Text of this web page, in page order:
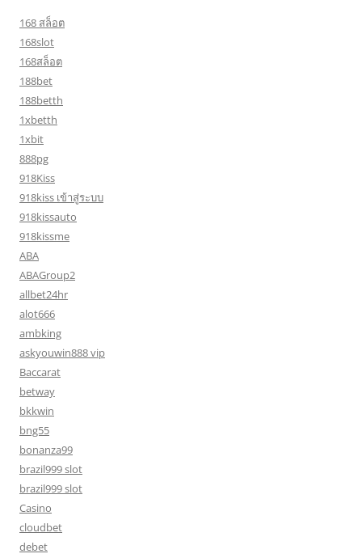
168 สล็อต
168slot
168สล็อต
188bet
188betth
1xbetth
1xbit
888pg
918Kiss
918kiss เข้าสู่ระบบ
918kissauto
918kissme
ABA
ABAGroup2
allbet24hr
alot666
ambking
askyouwin888 vip
Baccarat
betway
bkkwin
bng55
bonanza99
brazil999 slot
brazil999 slot
Casino
cloudbet
debet